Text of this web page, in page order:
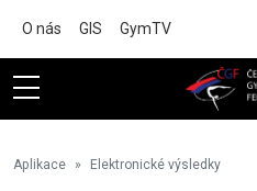
O nás GIS GymTV
Aplikace Elektronické výsledky